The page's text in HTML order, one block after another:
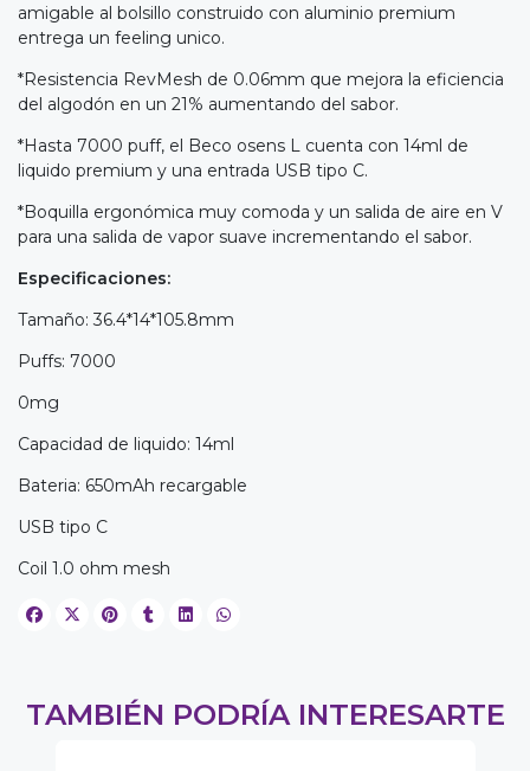
amigable al bolsillo construido con aluminio premium
entrega un feeling unico.
*Resistencia RevMesh de 0.06mm que mejora la eficiencia
del algodón en un 21% aumentando del sabor.
*Hasta 7000 puff, el Beco osens L cuenta con 14ml de
liquido premium y una entrada USB tipo C.
*Boquilla ergonómica muy comoda y un salida de aire en V
para una salida de vapor suave incrementando el sabor.
Especificaciones:
Tamaño: 36.4*14*105.8mm
Puffs: 7000
0mg
Capacidad de liquido: 14ml
Bateria: 650mAh recargable
USB tipo C
Coil 1.0 ohm mesh
TAMBIÉN PODRÍA INTERESARTE